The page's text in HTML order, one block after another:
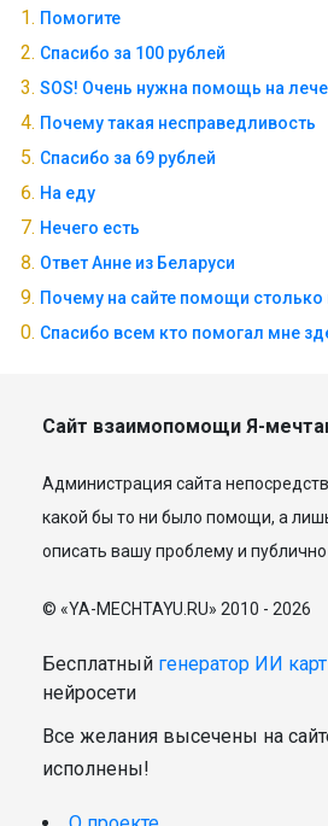
Помогите
Спасибо за 100 рублей
SOS! Очень нужна помощь на
Почему такая несправедливость
Спасибо за 69 рублей
На еду
Нечего есть
Ответ Анне из Беларуси
Почему на сайте помощи столько
Спасибо всем кто помогал мне
Сайт взаимопомощи Я-
Администрация сайта
какой бы то ни было помощи, а
описать вашу проблему и публично
© «YA-MECHTAYU.RU» 2010 - 2026
Бесплатный генератор ИИ
нейросети
Все желания высечены на
исполнены!